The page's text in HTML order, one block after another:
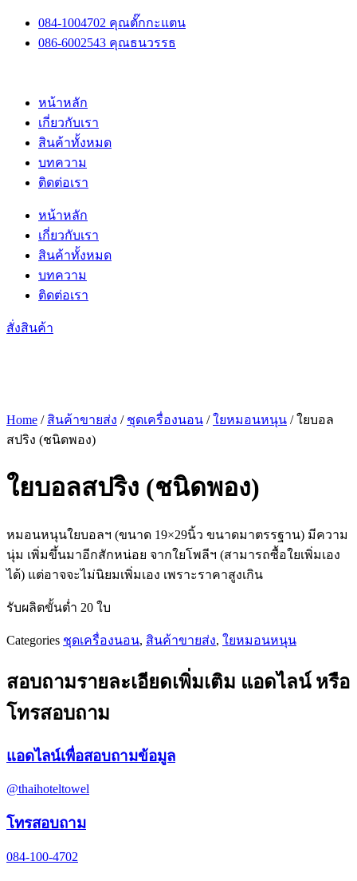
Skip
content
084-1004702 คุณตั๊กกะแตน
086-6002543 คุณธนวรรธ
หน้าหลัก
เกี่ยวกับเรา
สินค้าทั้งหมด
บทความ
ติดต่อเรา
หน้าหลัก
เกี่ยวกับเรา
สินค้าทั้งหมด
บทความ
ติดต่อเรา
สั่งสินค้า
Home / สินค้าขายส่ง / ชุดเครื่องนอน /ใยหมอนหนุน / ใยบอล
สปริง (ชนิดพอง)
ใยบอลสปริง (ชนิดพอง)
หมอนหนุนใยบอลฯ (ขนาด 19×29นิ้ว ขนาดมาตรรฐาน) มีความ
นุ่ม เพิ่มขึ้นมาอีกสักหน่อย จากใยโพลีฯ (สามารถซื้อใยเพิ่มเอง
ได้) แต่อาจจะไม่นิยมเพิ่มเอง เพราะราคาสูงเกิน
รับผลิตขั้นต่ำ 20 ใบ
Categories ชุดเครื่องนอน, สินค้าขายส่ง, ใยหมอนหนุน
สอบถามรายละเอียดเพิ่มเติม แอดไลน์ หรือ
โทรสอบถาม
แอดไลน์เพื่อสอบถามข้อมูล
@thaihoteltowel
โทรสอบถาม
084-100-4702